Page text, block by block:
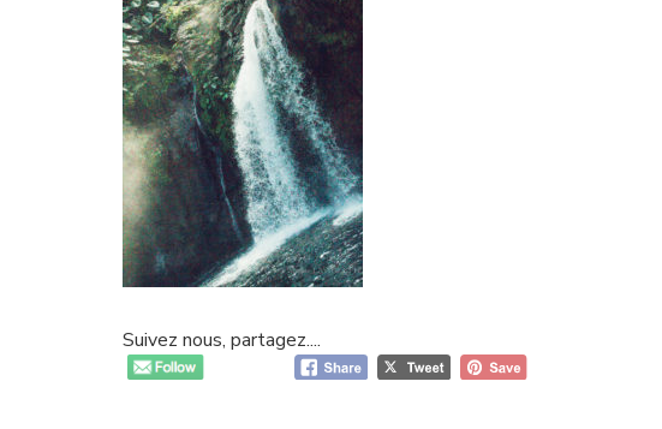
Suivez nous, partagez....